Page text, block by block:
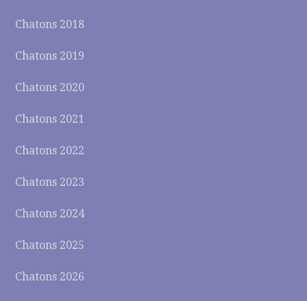
Chatons 2018
Chatons 2019
Chatons 2020
Chatons 2021
Chatons 2022
Chatons 2023
Chatons 2024
Chatons 2025
Chatons 2026